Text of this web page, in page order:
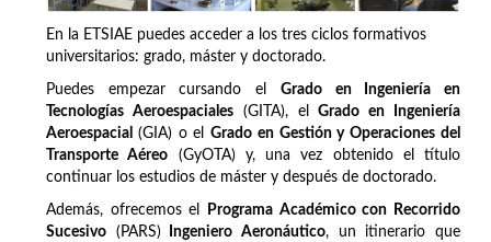
En la ETSIAE puedes acceder a los tres ciclos formativos
universitarios: grado, máster y doctorado.
Puedes empezar cursando el Grado en Ingeniería en
Tecnologías Aeroespaciales(GITA), elGrado en Ingeniería
Aeroespacial (GIA) o elGrado en Gestión y Operaciones del
Transporte Aéreo (GyOTA) y, una vez obtenido el título
continuar los estudios de máster y después de doctorado.
Además, ofrecemos el
Programa Académico con Recorrido
Sucesivo (PARS) Ingeniero Aeronáutico, un itinerario que